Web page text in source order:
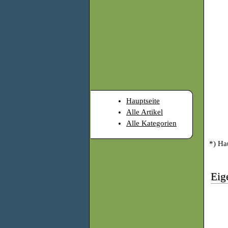
Hauptseite
Alle Artikel
Alle Kategorien
*)